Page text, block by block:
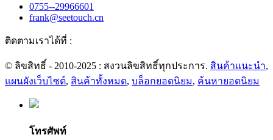
0755--29966601
frank@seetouch.cn
ติดตามเราได้ที่ :
© ลิขสิทธิ์ - 2010-2025 : สงวนลิขสิทธิ์ทุกประการ. สินค้าแนะนำ,
แผนผังเว็บไซต์, สินค้าทั้งหมด, บล็อกยอดนิยม, ค้นหายอดนิยม
โทรศัพท์